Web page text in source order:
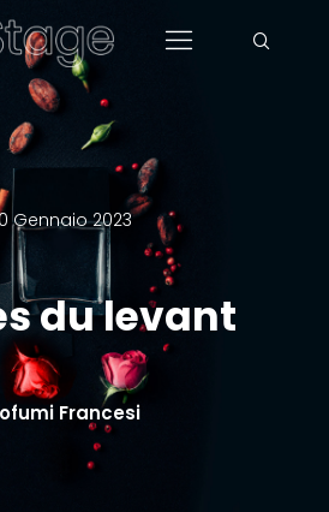
Gennaio 2023
du levant
Francesi